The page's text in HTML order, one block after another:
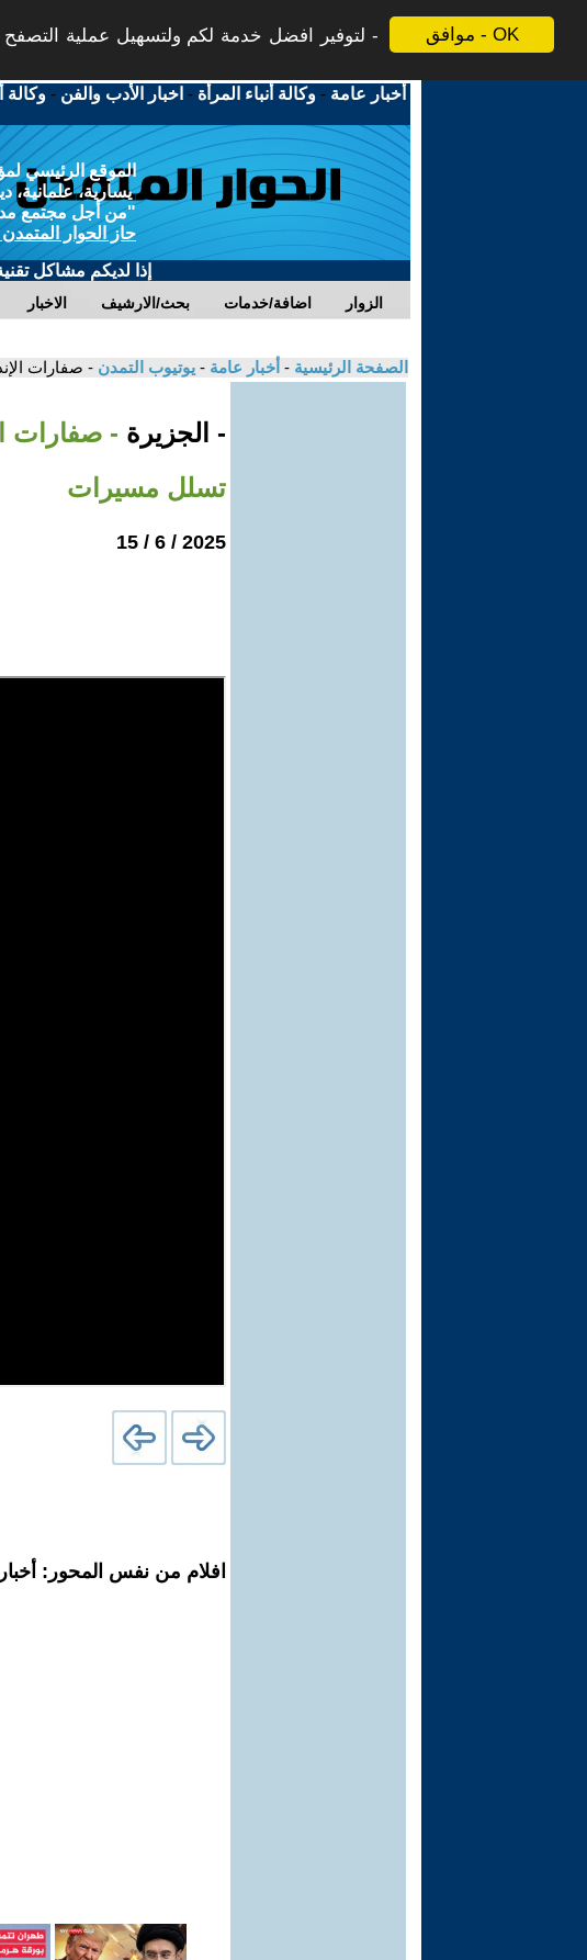
موافق - OK
لتوفير افضل خدمة لكم ولتسهيل عملية
أخبار عامة -وكالة أنباء المرأة - اخبار الأدب والفن -وكالة
الموقع الرئيسي
يسارية، علمانية،
"من أجل مجتمع
حاز الحوار
إذا لديكم مشاكل
الاخبار بحث/الارشيف اضافة/خدمات الزوار
الصفحة الرئيسية - أخبار عامة - يوتيوب التمدن - صفارات
- الجزيرة - صفارات
تسلل مسيرات
2025 / 6 / 15
افلام من نفس المحور: